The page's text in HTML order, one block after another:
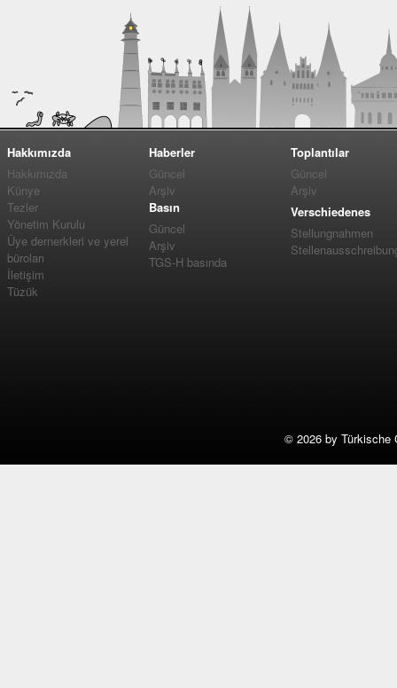
Hakkımızda
Hakkımızda
Künye
Tezler
Yönetim Kurulu
Üye dernerkleri ve yerel
büroları
İletişim
Tüzük
Haberler
Güncel
Arşiv
Basın
Güncel
Arşiv
TGS-H basında
Toplantılar
Güncel
Arşiv
Verschiedenes
Stellungnahmen
© 2026 by Türkische